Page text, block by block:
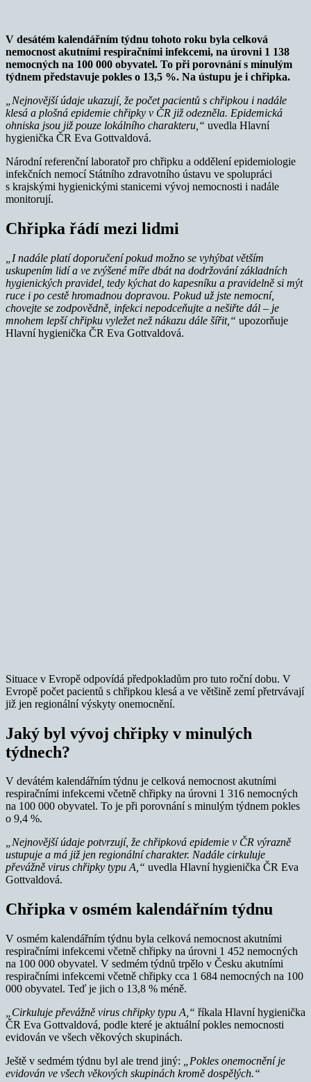
V desátém kalendářním týdnu tohoto roku byla celková
nemocnost akutními respiračními infekcemi, na úrovni 1 138
nemocných na 100 000 obyvatel. To při porovnání s minulým
týdnem představuje pokles o 13,5 %. Na ústupu je i chřipka.
„Nejnovější údaje ukazují, že počet pacientů s chřipkou i nadále
klesá a plošná epidemie chřipky v ČR již odezněla. Epidemická
ohniska jsou již pouze lokálního charakteru,“ uvedla Hlavní
hygienička ČR Eva Gottvaldová.
Národní referenční laboratoř pro chřipku a oddělení epidemiologie
infekčních nemocí Státního zdravotního ústavu ve spolupráci
s krajskými hygienickými stanicemi vývoj nemocnosti i nadále
monitorují.
Chřipka řádí mezi lidmi
„I nadále platí doporučení pokud možno se vyhýbat větším
uskupením lidí a ve zvýšené míře dbát na dodržování základních
hygienických pravidel, tedy kýchat do kapesníku a pravidelně si mýt
ruce i po cestě hromadnou dopravou. Pokud už jste nemocní,
chovejte se zodpovědně, infekci nepodceňujte a nešiřte dál – je
mnohem lepší chřipku vyležet než nákazu dále šířit,“ upozorňuje
Hlavní hygienička ČR Eva Gottvaldová.
Situace v Evropě odpovídá předpokladům pro tuto roční dobu. V
Evropě počet pacientů s chřipkou klesá a ve většině zemí přetrvávají
již jen regionální výskyty onemocnění.
Jaký byl vývoj chřipky v minulých
týdnech?
V devátém kalendářním týdnu je celková nemocnost akutními
respiračními infekcemi včetně chřipky na úrovni 1 316 nemocných
na 100 000 obyvatel. To je při porovnání s minulým týdnem pokles
o 9,4 %.
„Nejnovější údaje potvrzují, že chřipková epidemie v ČR výrazně
ustupuje a má již jen regionální charakter. Nadále cirkuluje
převážně virus chřipky typu A,“ uvedla Hlavní hygienička ČR Eva
Gottvaldová.
Chřipka v osmém kalendářním týdnu
V osmém kalendářním týdnu byla celková nemocnost akutními
respiračními infekcemi včetně chřipky na úrovni 1 452 nemocných
na 100 000 obyvatel. V sedmém týdnů trpělo v Česku akutními
respiračními infekcemi včetně chřipky cca 1 684 nemocných na 100
000 obyvatel. Teď je jich o 13,8 % méně.
„Cirkuluje převážně virus chřipky typu A,“ říkala Hlavní hygienička
ČR Eva Gottvaldová, podle které je aktuální pokles nemocnosti
evidován ve všech věkových skupinách.
Ještě v sedmém týdnu byl ale trend jiný:
„Pokles onemocnění je
evidován ve všech věkových skupinách kromě dospělých.“